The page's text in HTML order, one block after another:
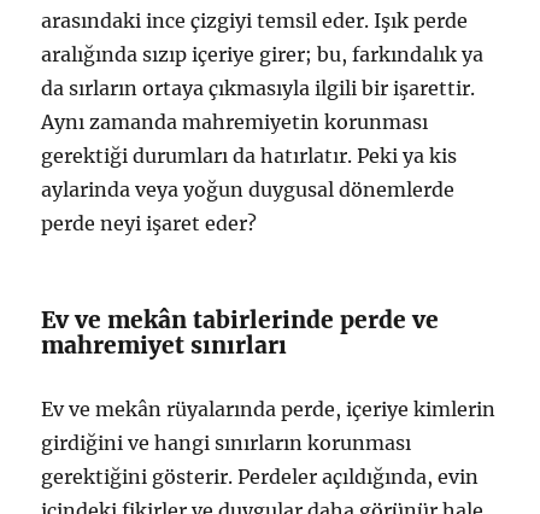
arasındaki ince çizgiyi temsil eder. Işık perde
aralığında sızıp içeriye girer; bu, farkındalık ya
da sırların ortaya çıkmasıyla ilgili bir işarettir.
Aynı zamanda mahremiyetin korunması
gerektiği durumları da hatırlatır. Peki ya kis
aylarinda veya yoğun duygusal dönemlerde
perde neyi işaret eder?
Ev ve mekân tabirlerinde perde ve
mahremiyet sınırları
Ev ve mekân rüyalarında perde, içeriye kimlerin
girdiğini ve hangi sınırların korunması
gerektiğini gösterir. Perdeler açıldığında, evin